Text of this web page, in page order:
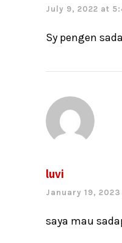
July 9, 2022 at
Sy pengen
luvi
January 19,
saya mau